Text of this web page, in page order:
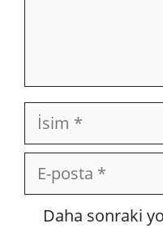
İsim
posta
İnternet
Daha sonraki